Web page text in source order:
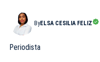
ByELSA CESILIA FELIZ
Periodista